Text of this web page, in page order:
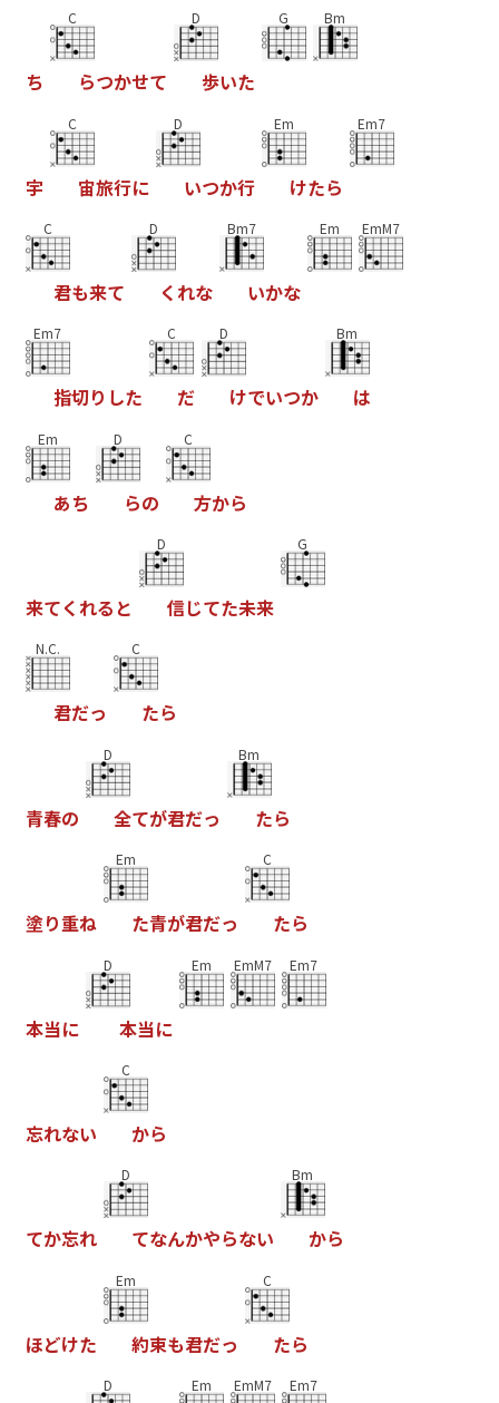
ち
C
らつかせて
D
歩いた
G Bm
宇
C
宙旅行に
D
いつか行
Em
けたら
Em7
C
君も来て
D
く れな
Bm7
いかな
Em EmM7
Em7
指切り した
C
だ
D
けでいつか
Bm
は
Em
あち
D
らの
C
方から
来てく れる と
D
信じてた未来
G
N.C.
君だっ
C
たら
青春の
D
全てが君だっ
Bm
たら
塗り重ね
Em
た青が君だっ
C
たら
本当に
D
本当に
Em EmM7 Em7
忘れない
C
から
てか忘れ
D
てなんかやらない
Bm
から
ほどけた
Em
約束も君だっ
C
たら
D Em EmM7 Em7